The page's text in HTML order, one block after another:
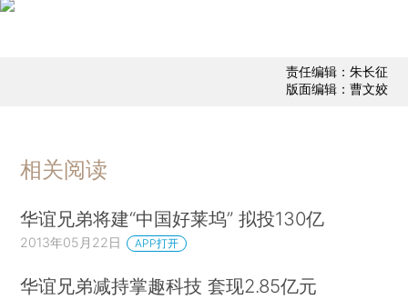
责任编辑：朱长征
版面编辑：曹文姣
相关阅读
华谊兄弟将建“中国好莱坞” 拟投130亿
2013年05月22日 APP打开
华谊兄弟减持掌趣科技 套现2.85亿元